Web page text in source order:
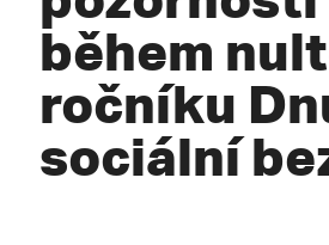
během
ročníku
sociální